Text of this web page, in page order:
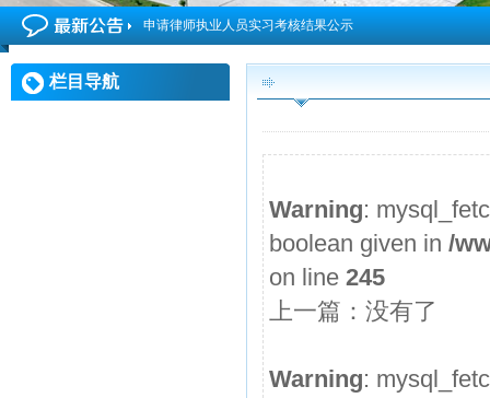
申请律师执业人员实习考核结果公示
2026年度第4期申请律师执业人员参加面试考核的通知
申请律师执业人员实习考核结果公示
申请律师执业人员实习考核结果公示
2026年度第2期申请律师执业人员参加面试考核的通知
申请律师执业人员实习考核结果公示
2026年度第1期申请律师执业人员参加面试考核的通知
关于给予王道发律师“中止会员权利三个月”行业纪律处分...
申请律师执业人员实习考核结果公示
栏目导航
Warning:
boolean given in/
on line245
上一篇：没有了
Warning: